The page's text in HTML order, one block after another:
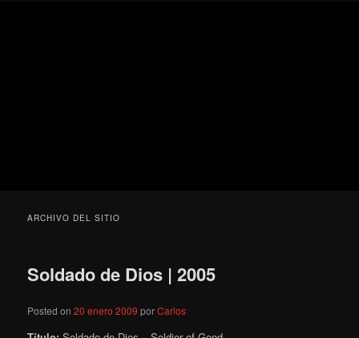
ARCHIVO DEL SITIO
Soldado de Dios | 2005
Posted on20 enero 2009 porCarlos